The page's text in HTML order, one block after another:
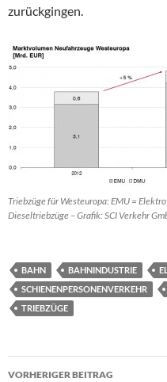
zurückgingen.
Triebzüge für Westeuropa: EMU =
Dieseltriebzüge – Grafik: SCI Verkehr
BAHN BAHNINDUSTRIE
SCHIENENPERSONENVERKEHR
TRIEBZÜGE
VORHERIGER BEITRAG